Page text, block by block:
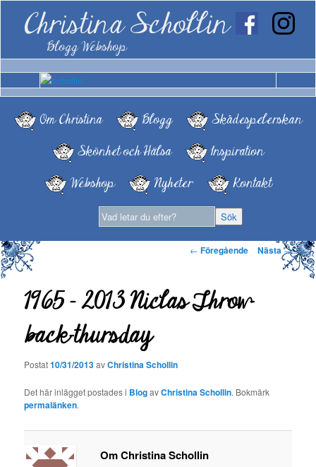
Christina Schollin
Blogg Webshop
Om Christina Blogg
Skådespelerskan
Skönhet och Hälsa
Inspiration
Webshop
Nyheter Kontakt
Inläggsnavigering
← Föregående Nästa→
1965 – 2013 Niclas Throw-
back-thursday
Postat10/31/2013avChristina Schollin
Det här inlägget postades i BlogavChristina Schollin. Bokmärk
permalänken.
Om Christina Schollin